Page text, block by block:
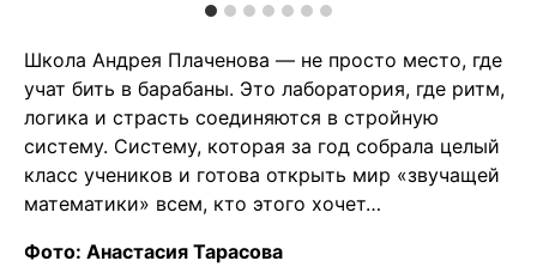
Школа Андрея Плаченова — не просто место, где
учат бить в барабаны. Это лаборатория, где ритм,
логика и страсть соединяются в стройную
систему. Систему, которая за год собрала целый
класс учеников и готова открыть мир «звучащей
математики» всем, кто этого хочет…
Фото: Анастасия Тарасова